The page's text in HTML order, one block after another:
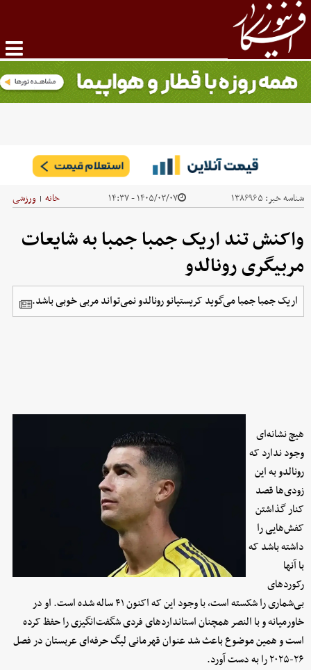
شناسه خبر: ۱۳۸۶۹۶۵ ۱۴۰۵/۰۳/۰۷ - ۱۴:۳۷ خانه | ورزشی
واکنش تند اریک جمبا جمبا به شایعات
مربیگری رونالدو
اریک جمبا جمبا می‌گوید کریستیانو رونالدو نمی‌تواند مربی خوبی باشد.
هیچ نشانه‌ای
وجود ندارد که
رونالدو به این
زودی‌ها قصد
کنار گذاشتن
کفش‌هایی را
داشته باشد که
با آنها
رکوردهای
بی‌شماری را شکسته است، با وجود این که اکنون ۴۱ ساله شده است. او در
خاورمیانه و با النصر همچنان استانداردهای فردی شگفت‌انگیزی را حفظ کرده
است و همین موضوع باعث شد عنوان قهرمانی لیگ حرفه‌ای عربستان در فصل
۲۶-۲۰۲۵ را به دست آورد.